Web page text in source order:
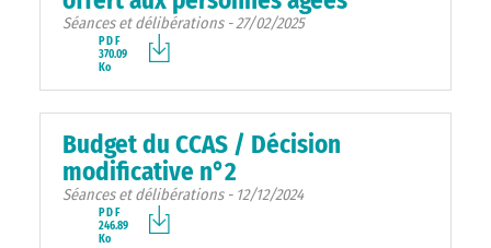
Séances et délibérations - 27/02/2025
PDF
370.09
Ko
Budget du CCAS / Décision
modificative n°2
Séances et délibérations - 12/12/2024
PDF
246.89
Ko